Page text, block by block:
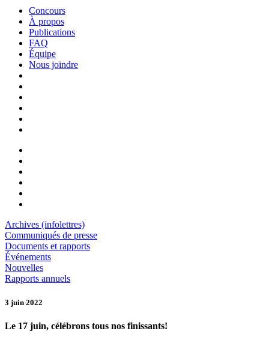
Concours
À propos
Publications
FAQ
Équipe
Nous joindre
Archives (infolettres)
Communiqués de presse
Documents et rapports
Événements
Nouvelles
Rapports annuels
3 juin 2022
Le 17 juin, célébrons tous nos finissants!